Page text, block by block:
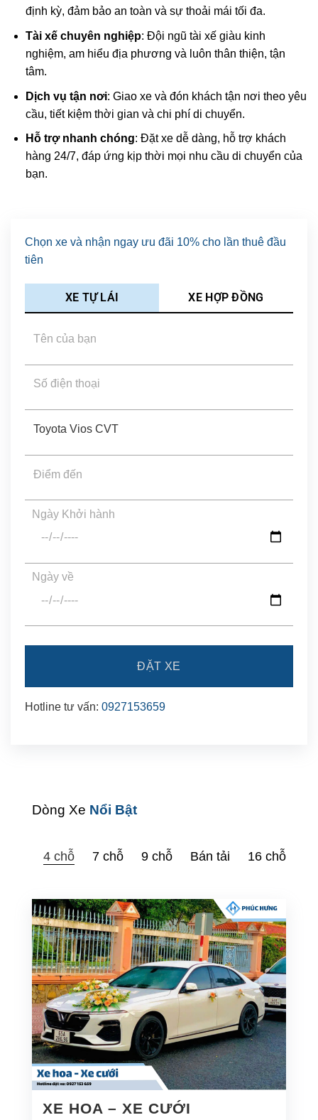
định kỳ, đảm bảo an toàn và sự thoải mái tối đa.
Tài xế chuyên nghiệp: Đội ngũ tài xế giàu kinh
nghiệm, am hiểu địa phương và luôn thân thiện, tận
tâm.
Dịch vụ tận nơi: Giao xe và đón khách tận nơi theo yêu
cầu, tiết kiệm thời gian và chi phí di chuyển.
Hỗ trợ nhanh chóng: Đặt xe dễ dàng, hỗ trợ khách
hàng 24/7, đáp ứng kịp thời mọi nhu cầu di chuyển của
bạn.
Chọn xe và nhận ngay ưu đãi 10% cho lần thuê đầu
tiên
XE TỰ LÁI XE HỢP ĐỒNG
Ngày Khởi hành
Ngày về
Hotline tư vấn: 0927153659
Dòng Xe Nổi Bật
4 chỗ 7 chỗ 9 chỗ Bán tải 16 chỗ
XE HOA – XE CƯỚI